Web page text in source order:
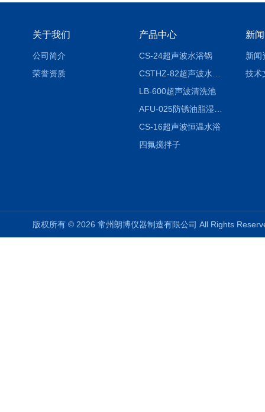
关于我们
公司简介
荣誉资质
产品中心
CS-24超声波水浴锅
LB-600超声波清洗池
CS-16超声波恒温水浴
四氟搅拌子
新
新闻
技术
版权所有 © 2026 常州朗博仪器制造有限公司 All Rights